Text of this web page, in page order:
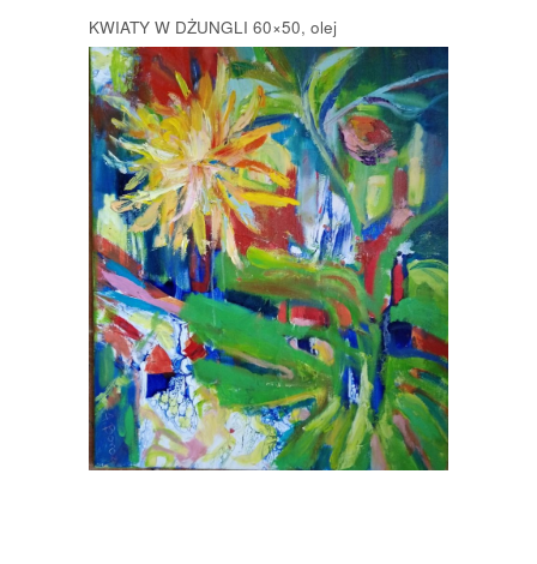
KWIATY W DŻUNGLI 60×50, olej